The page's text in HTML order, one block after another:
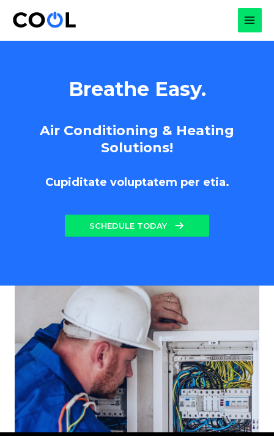
Breathe Easy.
Air Conditioning & Heating
Solutions!
Cupiditate voluptatem per etia.
SCHEDULE TODAY